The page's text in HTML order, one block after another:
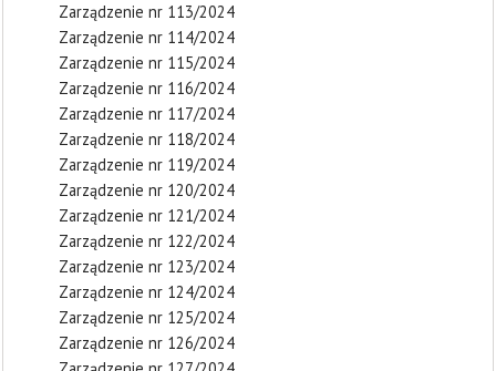
Zarządzenie nr 113/2024
Zarządzenie nr 114/2024
Zarządzenie nr 115/2024
Zarządzenie nr 116/2024
Zarządzenie nr 117/2024
Zarządzenie nr 118/2024
Zarządzenie nr 119/2024
Zarządzenie nr 120/2024
Zarządzenie nr 121/2024
Zarządzenie nr 122/2024
Zarządzenie nr 123/2024
Zarządzenie nr 124/2024
Zarządzenie nr 125/2024
Zarządzenie nr 126/2024